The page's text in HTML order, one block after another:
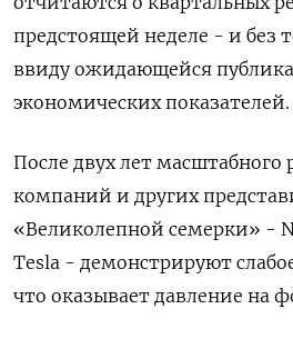
предстоящей неделе - и без
ввиду ожидающейся
экономических показателей.
После двух лет масштабного
компаний и других
«Великолепной семерки» -
Tesla - демонстрируют
что оказывает давление на